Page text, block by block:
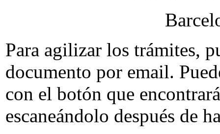
Para agilizar los trámites,
documento por email.
con el botón que
escaneándolo después de